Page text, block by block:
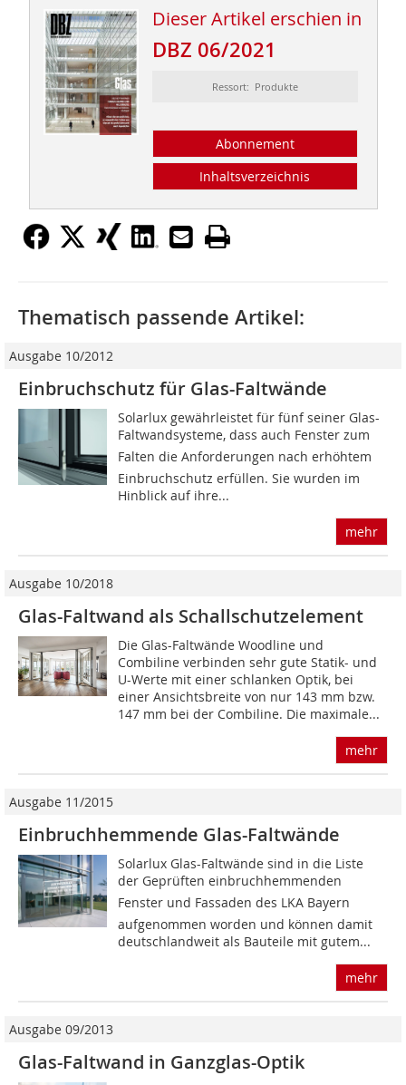
Dieser Artikel erschien in
DBZ 06/2021
Ressort: Produkte
Abonnement
Inhaltsverzeichnis
Thematisch passende Artikel:
Ausgabe 10/2012
Einbruchschutz für Glas-Faltwände
Solarlux gewährleistet für fünf seiner Glas-
Faltwandsysteme, dass auch Fenster zum
Falten die Anforderungen nach erhöhtem
Einbruchschutz erfüllen. Sie wurden im
Hinblick auf ihre...
mehr
Ausgabe 10/2018
Glas-Faltwand als Schallschutzelement
Die Glas-Faltwände Woodline und
Combiline verbinden sehr gute Statik- und
U-Werte mit einer schlanken Optik, bei
einer Ansichtsbreite von nur 143 mm bzw.
147 mm bei der Combiline. Die maximale...
mehr
Ausgabe 11/2015
Einbruchhemmende Glas-Faltwände
Solarlux Glas-Faltwände sind in die Liste
der Geprüften einbruchhemmenden
Fenster und Fassaden des LKA Bayern
aufgenommen worden und können damit
deutschlandweit als Bauteile mit gutem...
mehr
Ausgabe 09/2013
Glas-Faltwand in Ganzglas-Optik